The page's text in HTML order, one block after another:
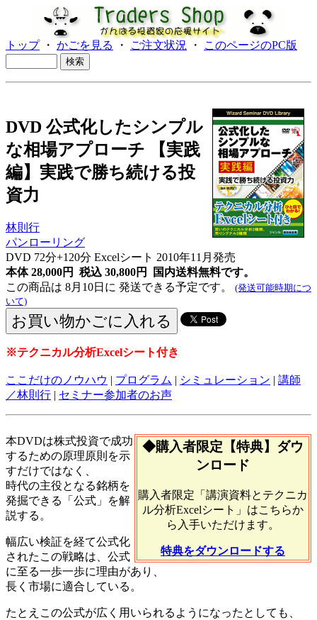
トップ・ かごを見る ・ ご注文状況 ・ このページのPC版
DVD 公式化したシンプル
な相場アプローチ 【実践
編】実践で勝ち続ける投
資力
林則行
パンローリング
DVD 72分+120分 Excelシート 2010年11月発売
本体 28,000円 税込 30,800円
国内送料無料です。
この商品は 8月10日に 発送できる予定です。 (発送可能時期につ
いて)
※テクニカル分析Excelシート付き
ここだけのノウハウ | プログラム | シミュレーション | 講師
／林則行 | セミナー参加者のお声
◆購入者限定【特典】ダウ
ンロード
購入者限定「講演資料とテクニカ
ル分析Excelシート」はこちらか
ら入手いただけます。
特典をダウンロードする
本DVDは株式投資で成功
するための原理原則を示
すだけではなく、
時代の主役となる銘柄を
発掘できる「公式」を解
説する。
幅広い検証を経て公式化
されたこの戦略は、公式
に至る一歩一歩に理由があり、
長く市場に適合している。
たとえこの公式が広く用いられるようになったとしても、